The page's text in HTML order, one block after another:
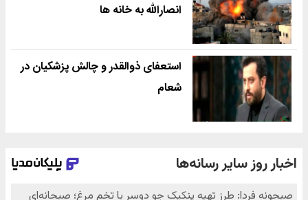
انصارالله به خانه ها
استعفای ذوالقدر و چالش پزشکیان در
شعام